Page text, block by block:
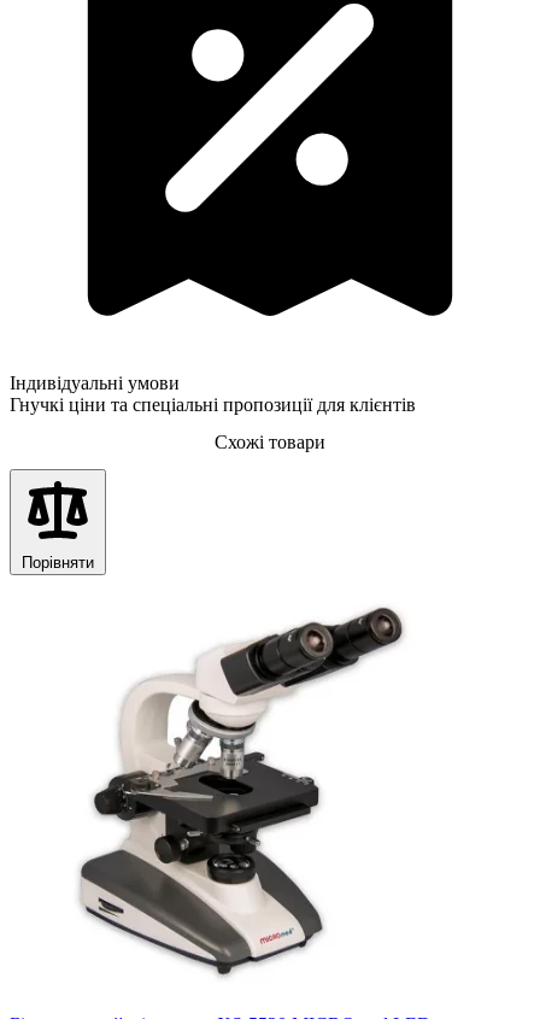
Індивідуальні умови
Гнучкі ціни та спеціальні пропозиції для клієнтів
Схожі товари
Порівняти